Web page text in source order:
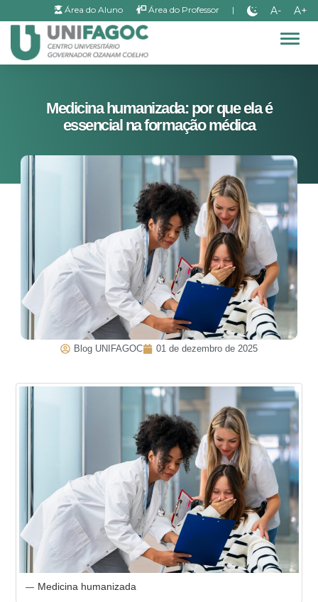
Área do Aluno Área do Professor | A- A+
Medicina humanizada: por que ela é
essencial na formação médica
Blog UNIFAGOC 01 de dezembro de 2025
Medicina humanizada